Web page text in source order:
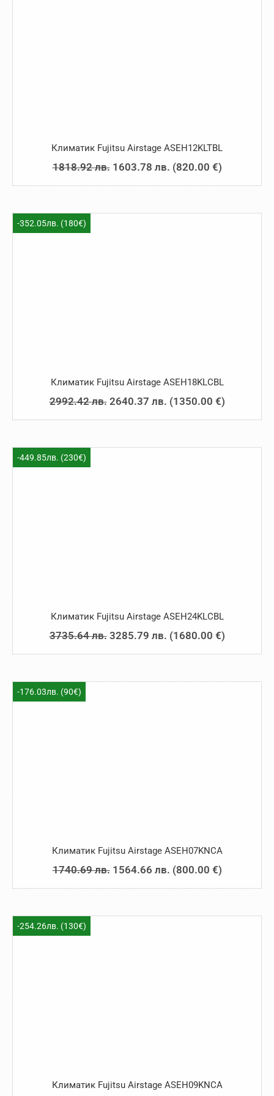
Климатик Fujitsu Airstage ASEH12KLTBL
1818.92лв. Original
price
1603.78 лв.Текущата
цена
(820.00 €)
-352.05лв. (180€)
Климатик Fujitsu Airstage ASEH18KLCBL
2992.42лв. Original
price
2640.37 лв.Текущата
цена
(1350.00 €)
-449.85лв. (230€)
Климатик Fujitsu Airstage ASEH24KLCBL
3735.64лв. Original
price
3285.79 лв.Текущата
цена
(1680.00 €)
-176.03лв. (90€)
Климатик Fujitsu Airstage ASEH07KNCA
1740.69лв. Original
price
1564.66 лв.Текущата
цена
(800.00 €)
-254.26лв. (130€)
Климатик Fujitsu Airstage ASEH09KNCA